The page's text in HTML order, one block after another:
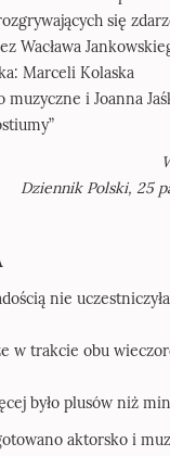
się
Wacława
Marceli Kolaska
i Joanna
Dziennik Polski, 25
nie
w trakcie obu
było plusów niż
aktorsko i